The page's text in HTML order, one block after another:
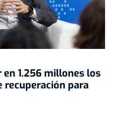
1.256 millones los
recuperación para